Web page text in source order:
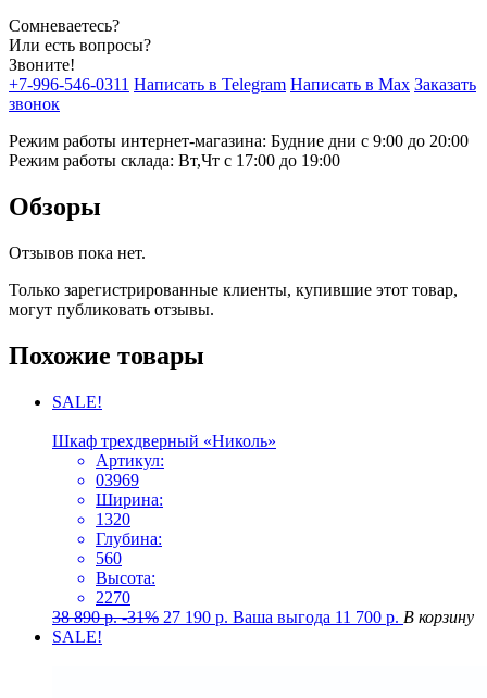
Сомневаетесь?
Или есть вопросы?
Звоните!
+7-996-546-0311 Написать в Telegram Написать в Max Заказать
звонок
Режим работы интернет-магазина: Будние дни с 9:00 до 20:00
Режим работы склада: Вт,Чт с 17:00 до 19:00
Обзоры
Отзывов пока нет.
Только зарегистрированные клиенты, купившие этот товар,
могут публиковать отзывы.
Похожие товары
SALE!
Шкаф трехдверный «Николь»
Артикул:
03969
Ширина:
1320
Глубина:
560
Высота:
2270
38 890р. -31% 27 190 р. Ваша выгода 11 700 р. В корзину
SALE!